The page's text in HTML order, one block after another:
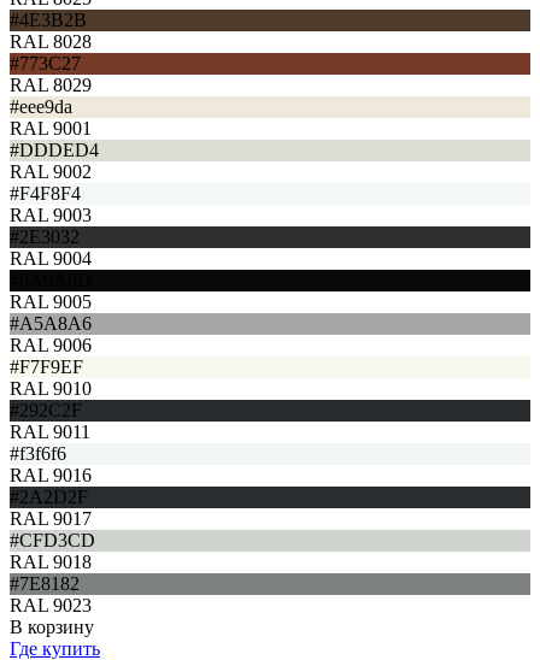
#4E3B2B
RAL 8028
#773C27
RAL 8029
#eee9da
RAL 9001
#DDDED4
RAL 9002
#F4F8F4
RAL 9003
#2E3032
RAL 9004
RAL 9005
#A5A8A6
RAL 9006
#F7F9EF
RAL 9010
#292C2F
RAL 9011
#f3f6f6
RAL 9016
#2A2D2F
RAL 9017
#CFD3CD
RAL 9018
#7E8182
RAL 9023
В корзину
Где купить